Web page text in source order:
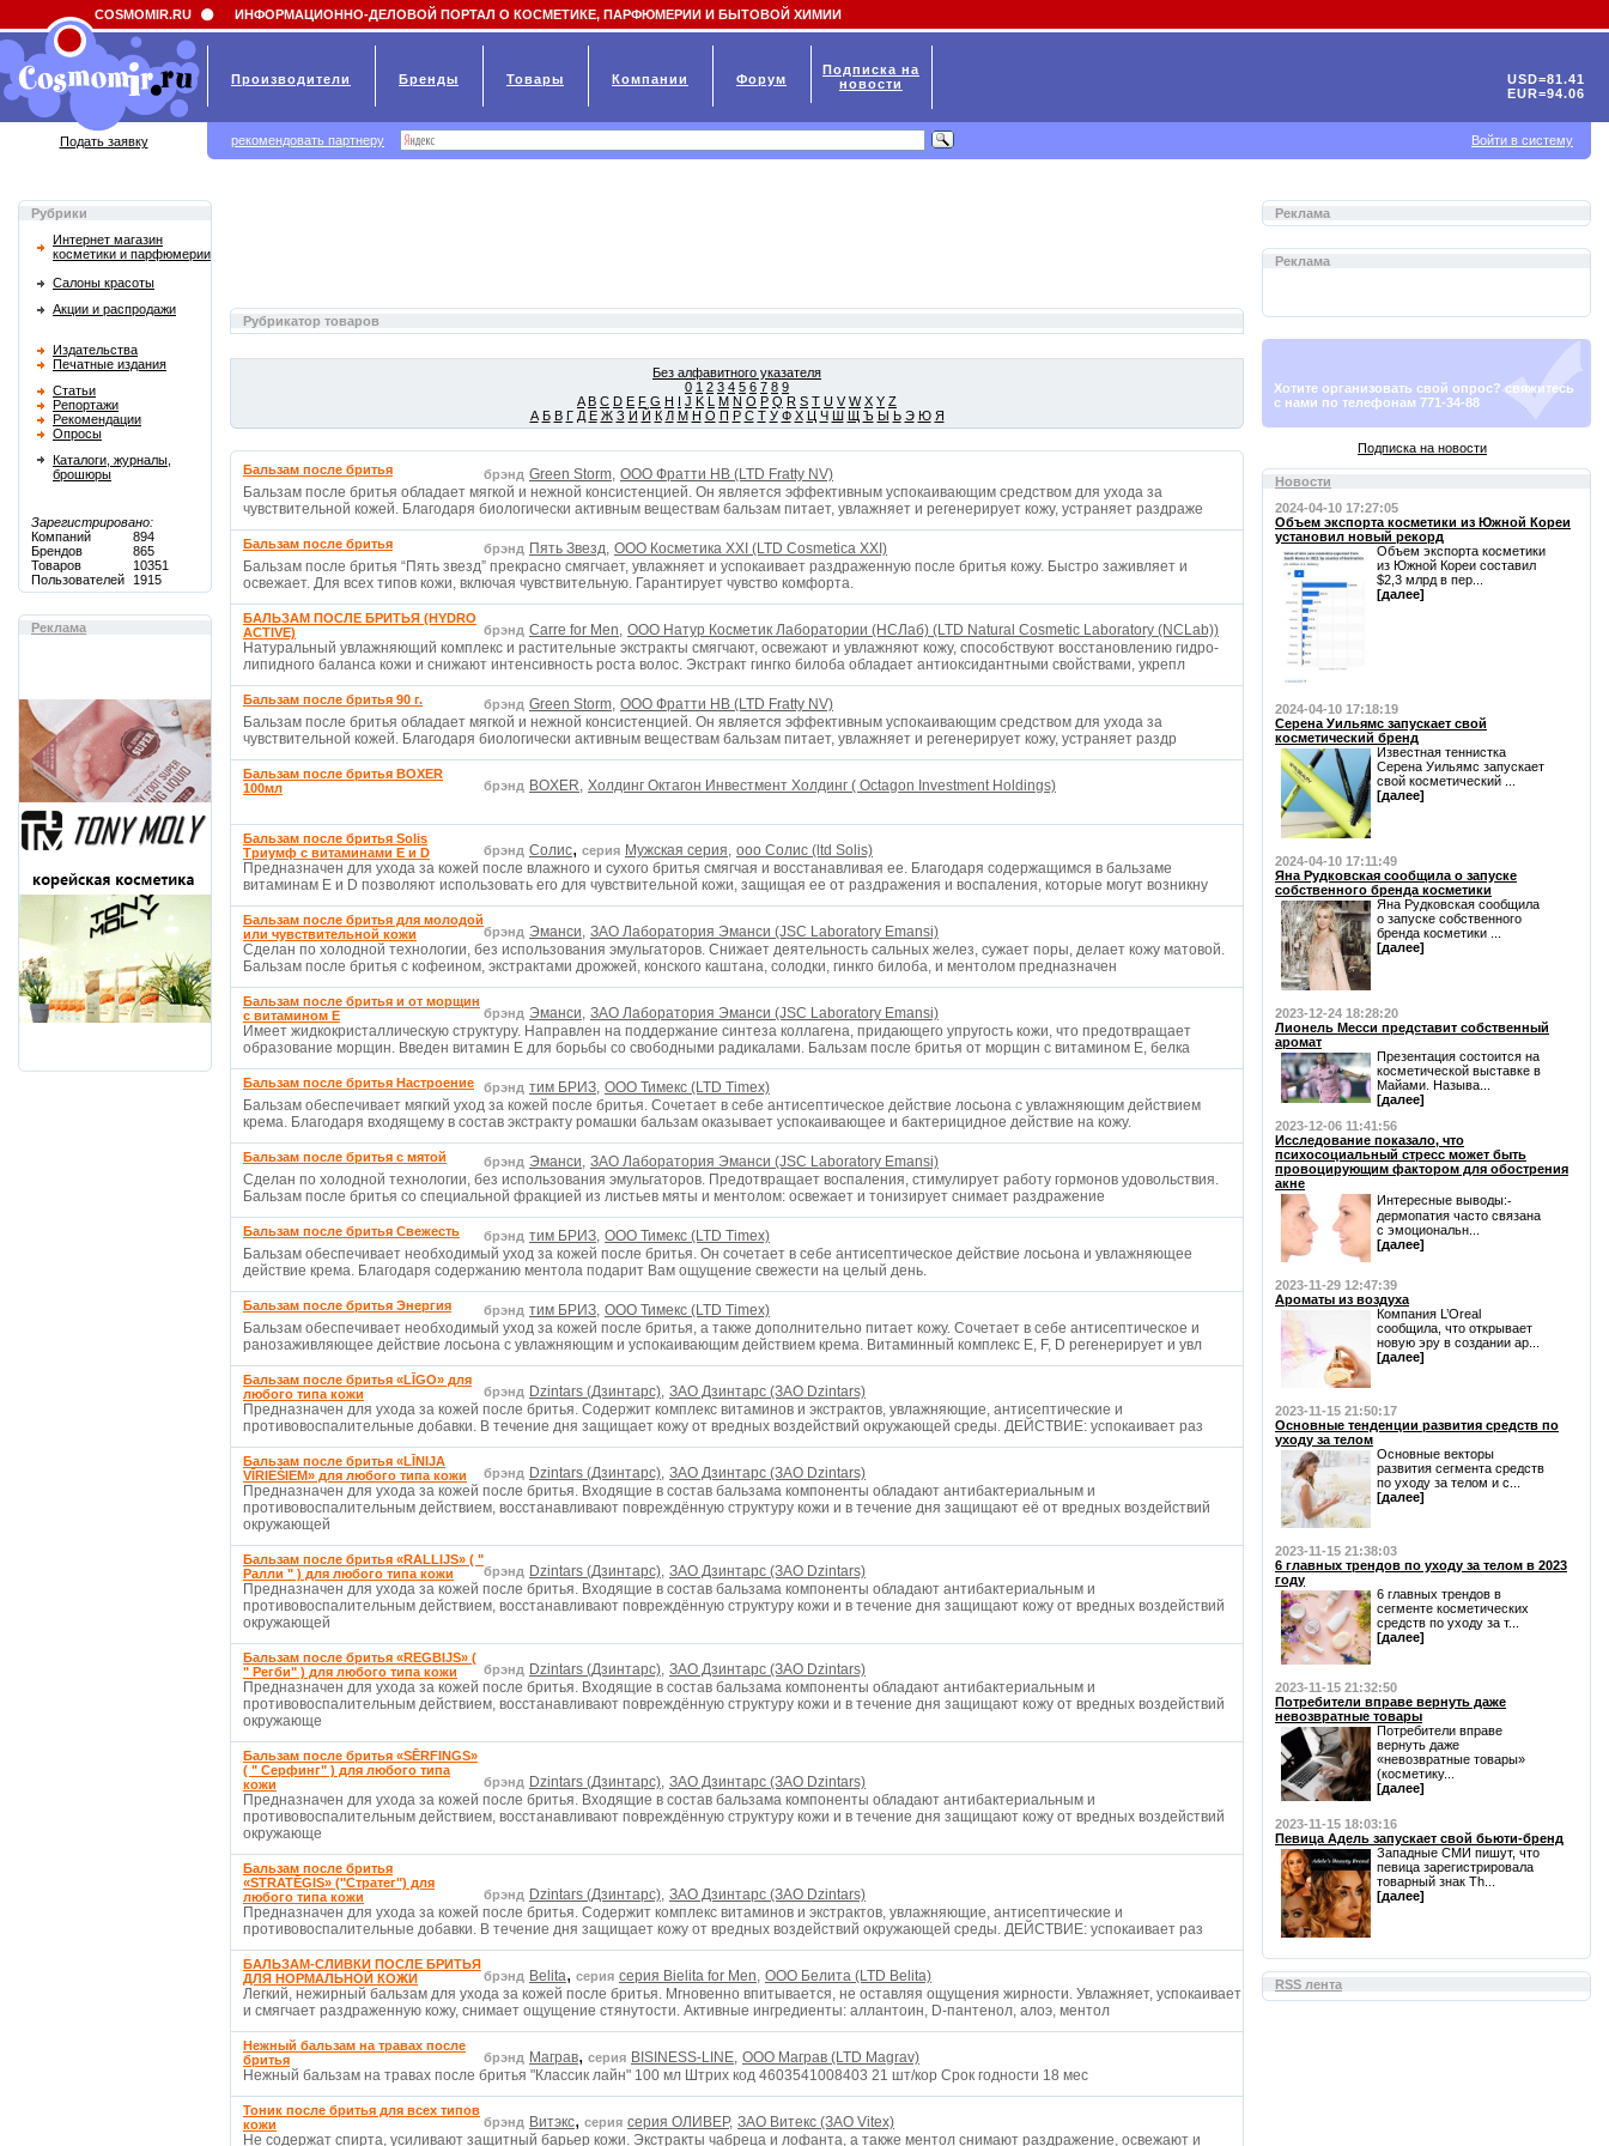
Field 'news_title' doesn't have a default value
Рубрики
Интернет магазин
косметики и парфюмерии
Салоны красоты
Акции и распродажи
Издательства
Печатные издания
Статьи
Репортажи
Рекомендации
Опросы
Каталоги, журналы,
брошюры
Зарегистрировано:
Компаний
894
Брендов
865
Товаров
10351
Пользователей
1915
Реклама
Рубрикатор товаров
Без алфавитного указателя
0 1 2 3 4 5 6 7 8 9
A B C D E F G H I J K L M N O P Q R S T U V W X Y Z
А Б В Г Д Е Ж З И Й К Л М Н О П Р С Т У Ф Х Ц Ч Ш Щ Ъ Ы Ь Э Ю Я
Бальзам после бритья брэнд Green Storm, ООО Фратти НВ (LTD Fratty NV)
Бальзам после бритья обладает мягкой и нежной консистенцией. Он является эффективным успокаивающим средством для ухода за
чувствительной кожей. Благодаря биологически активным веществам бальзам питает, увлажняет и регенерирует кожу, устраняет раздраже
Бальзам после бритья брэнд Пять Звезд, OOO Косметика XXI (LTD Cosmetica XXI)
Бальзам после бритья “Пять звезд” прекрасно смягчает, увлажняет и успокаивает раздраженную после бритья кожу. Быстро заживляет и
освежает. Для всех типов кожи, включая чувствительную. Гарантирует чувство комфорта.
БАЛЬЗАМ ПОСЛЕ БРИТЬЯ (HYDRO
ACTIVE)
брэнд Carre for Men, ООО Натур Косметик Лаборатории (НСЛаб) (LTD Natural Cosmetic Laboratory (NCLab))
Натуральный увлажняющий комплекс и растительные экстракты смягчают, освежают и увлажняют кожу, способствуют восстановлению гидро-
липидного баланса кожи и снижают интенсивность роста волос. Экстракт гингко билоба обладает антиоксидантными свойствами, укрепл
Бальзам после бритья 90 г. брэнд Green Storm, ООО Фратти НВ (LTD Fratty NV)
Бальзам после бритья обладает мягкой и нежной консистенцией. Он является эффективным успокаивающим средством для ухода за
чувствительной кожей. Благодаря биологически активным веществам бальзам питает, увлажняет и регенерирует кожу, устраняет раздр
Бальзам после бритья BOXER
100мл
брэнд BOXER, Холдинг Октагон Инвестмент Холдинг ( Octagon Investment Holdings)
Бальзам после бритья Solis
Триумф с витаминами Е и D
брэнд Солис, серия Мужская серия, ооо Солис (ltd Solis)
Предназначен для ухода за кожей после влажного и сухого бритья смягчая и восстанавливая ее. Благодаря содержащимся в бальзаме
витаминам E и D позволяют использовать его для чувствительной кожи, защищая ее от раздражения и воспаления, которые могут возникну
Бальзам после бритья для молодой
или чувствительной кожи
брэнд Эманси, ЗАО Лаборатория Эманси (JSC Laboratory Emansi)
Сделан по холодной технологии, без использования эмульгаторов. Снижает деятельность сальных желез, сужает поры, делает кожу матовой.
Бальзам после бритья с кофеином, экстрактами дрожжей, конского каштана, солодки, гинкго билоба, и ментолом предназначен
Бальзам после бритья и от морщин
с витамином Е
брэнд Эманси, ЗАО Лаборатория Эманси (JSC Laboratory Emansi)
Имеет жидкокристаллическую структуру. Направлен на поддержание синтеза коллагена, придающего упругость кожи, что предотвращает
образование морщин. Введен витамин Е для борьбы со свободными радикалами. Бальзам после бритья от морщин с витамином Е, белка
Бальзам после бритья Настроение брэнд тим БРИЗ, OOO Тимекс (LTD Timex)
Бальзам обеспечивает мягкий уход за кожей после бритья. Сочетает в себе антисептическое действие лосьона с увлажняющим действием
крема. Благодаря входящему в состав экстракту ромашки бальзам оказывает успокаивающее и бактерицидное действие на кожу.
Бальзам после бритья с мятой брэнд Эманси, ЗАО Лаборатория Эманси (JSC Laboratory Emansi)
Сделан по холодной технологии, без использования эмульгаторов. Предотвращает воспаления, стимулирует работу гормонов удовольствия.
Бальзам после бритья со специальной фракцией из листьев мяты и ментолом: освежает и тонизирует снимает раздражение
Бальзам после бритья Свежесть брэнд тим БРИЗ, OOO Тимекс (LTD Timex)
Бальзам обеспечивает необходимый уход за кожей после бритья. Он сочетает в себе антисептическое действие лосьона и увлажняющее
действие крема. Благодаря содержанию ментола подарит Вам ощущение свежести на целый день.
Бальзам после бритья Энергия брэнд тим БРИЗ, OOO Тимекс (LTD Timex)
Бальзам обеспечивает необходимый уход за кожей после бритья, а также дополнительно питает кожу. Сочетает в себе антисептическое и
ранозаживляющее действие лосьона с увлажняющим и успокаивающим действием крема. Витаминный комплекс E, F, D регенерирует и увл
Бальзам после бритья «LĪGO» для
любого типа кожи
брэнд Dzintars (Дзинтарс), ЗАО Дзинтарс (ЗАО Dzintars)
Предназначен для ухода за кожей после бритья. Cодержит комплекс витаминов и экстрактов, увлажняющие, антисептические и
противовоспалительные добавки. В течение дня защищает кожу от вредных воздействий окружающей среды. ДЕЙСТВИЕ: успокаивает раз
Бальзам после бритья «LĪNIJA
VĪRIEŠIEM» для любого типа кожи
брэнд Dzintars (Дзинтарс), ЗАО Дзинтарс (ЗАО Dzintars)
Предназначен для ухода за кожей после бритья. Входящие в состав бальзама компоненты обладают антибактериальным и
противовоспалительным действием, восстанавливают повреждённую структуру кожи и в течение дня защищают её от вредных воздействий
окружающей
Бальзам после бритья «RALLIJS» ( "
Ралли " ) для любого типа кожи
брэнд Dzintars (Дзинтарс), ЗАО Дзинтарс (ЗАО Dzintars)
Предназначен для ухода за кожей после бритья. Входящие в состав бальзама компоненты обладают антибактериальным и
противовоспалительным действием, восстанавливают повреждённую структуру кожи и в течение дня защищают кожу от вредных воздействий
окружающей
Бальзам после бритья «REGBIJS» (
" Регби" ) для любого типа кожи
брэнд Dzintars (Дзинтарс), ЗАО Дзинтарс (ЗАО Dzintars)
Предназначен для ухода за кожей после бритья. Входящие в состав бальзама компоненты обладают антибактериальным и
противовоспалительным действием, восстанавливают повреждённую структуру кожи и в течение дня защищают кожу от вредных воздействий
окружающе
Бальзам после бритья «SĒRFINGS»
( " Серфинг" ) для любого типа
кожи
брэнд Dzintars (Дзинтарс), ЗАО Дзинтарс (ЗАО Dzintars)
Предназначен для ухода за кожей после бритья. Входящие в состав бальзама компоненты обладают антибактериальным и
противовоспалительным действием, восстанавливают повреждённую структуру кожи и в течение дня защищают кожу от вредных воздействий
окружающе
Бальзам после бритья
«STRATĒĢIS» ("Стратег") для
любого типа кожи
брэнд Dzintars (Дзинтарс), ЗАО Дзинтарс (ЗАО Dzintars)
Предназначен для ухода за кожей после бритья. Cодержит комплекс витаминов и экстрактов, увлажняющие, антисептические и
противовоспалительные добавки. В течение дня защищает кожу от вредных воздействий окружающей среды. ДЕЙСТВИЕ: успокаивает раз
БАЛЬЗАМ-СЛИВКИ ПОСЛЕ БРИТЬЯ
ДЛЯ НОРМАЛЬНОЙ КОЖИ
брэнд Belita, серия серия Bielita for Men, OOO Белита (LTD Belita)
Легкий, нежирный бальзам для ухода за кожей после бритья. Мгновенно впитывается, не оставляя ощущения жирности. Увлажняет, успокаивает
и смягчает раздраженную кожу, снимает ощущение стянутости. Активные ингредиенты: аллантоин, D-пантенол, алоэ, ментол
Нежный бальзам на травах после
бритья
брэнд Маграв, серия BISINESS-LINE, OOO Маграв (LTD Magrav)
Нежный бальзам на травах после бритья "Классик лайн" 100 мл Штрих код 4603541008403 21 шт/кор Срок годности 18 мес
Тоник после бритья для всех типов
кожи
брэнд Витэкс, серия серия ОЛИВЕР, ЗАО Витекс (ЗАО Vitex)
Не содержат спирта, усиливают защитный барьер кожи. Экстракты чабреца и лофанта, а также ментол снимают раздражение, освежают и
Реклама
Реклама
Хотите организовать свой опрос? свяжитесь
с нами по телефонам 771-34-88
Подписка на новости
Новости
2024-04-10 17:27:05
Объем экспорта косметики из Южной Кореи
установил новый рекорд
Объем экспорта косметики
из Южной Кореи составил
$2,3 млрд в пер...
[далее]
2024-04-10 17:18:19
Серена Уильямс запускает свой
косметический бренд
Известная теннистка
Серена Уильямс запускает
свой косметический ...
[далее]
2024-04-10 17:11:49
Яна Рудковская сообщила о запуске
собственного бренда косметики
Яна Рудковская сообщила
о запуске собственного
бренда косметики ...
[далее]
2023-12-24 18:28:20
Лионель Месси представит собственный
аромат
Презентация состоится на
косметической выставке в
Майами. Называ...
[далее]
2023-12-06 11:41:56
Исследование показало, что
психосоциальный стресс может быть
провоцирующим фактором для обострения
акне
Интересные выводы:⁃
дермопатия часто связана
с эмоциональн...
[далее]
2023-11-29 12:47:39
Ароматы из воздуха
Компания L’Oreal
сообщила, что открывает
новую эру в создании ар...
[далее]
2023-11-15 21:50:17
Основные тенденции развития средств по
уходу за телом
Основные векторы
развития сегмента средств
по уходу за телом и с...
[далее]
2023-11-15 21:38:03
6 главных трендов по уходу за телом в 2023
году
6 главных трендов в
сегменте косметических
средств по уходу за т...
[далее]
2023-11-15 21:32:50
Потребители вправе вернуть даже
невозвратные товары
Потребители вправе
вернуть даже
«невозвратные товары»
(косметику...
[далее]
2023-11-15 18:03:16
Певица Адель запускает свой бьюти-бренд
Западные СМИ пишут, что
певица зарегистрировала
товарный знак Th...
[далее]
RSS лента
COSMOMIR.RU ИНФОРМАЦИОННО-ДЕЛОВОЙ ПОРТАЛ О КОСМЕТИКЕ, ПАРФЮМЕРИИ И БЫТОВОЙ ХИМИИ
Производители Бренды Товары Компании Форум
Подписка на
новости
USD=81.41
EUR=94.06
Подать заявку рекомендовать партнеру Войти в систему